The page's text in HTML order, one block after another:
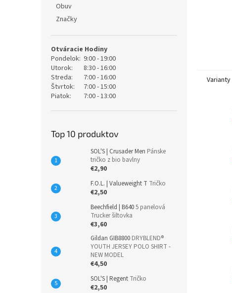
Obuv
Značky
Otváracie Hodiny
Pondelok: 9:00 - 19:00
Utorok:
8:30 - 16:00
Streda:
7:00 - 16:00
Štvrtok:
7:00 - 15:00
Piatok:
7:00 - 13:00
Top 10 produktov
SOL'S | Crusader Men Pánske
tričko z bio bavlny
€2,90
F.O.L. | Valueweight T Tričko
€2,50
Beechfield | B6405 panelová
Trucker šiltovka
€3,60
Gildan GIB8800 DRYBLEND®
YOUTH JERSEY POLO SHIRT -
NEW MODEL
€4,50
SOL'S | Regent Tričko
€2,50
Varianty